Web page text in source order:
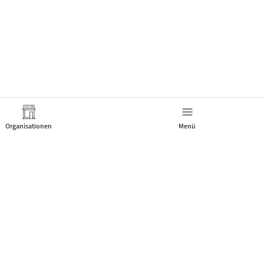
Organisationen Menü